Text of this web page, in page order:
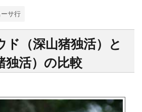
サ行
ド（深山猪独活）と
独活）の比較